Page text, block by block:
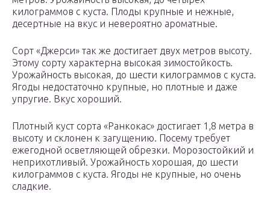
килограммов с куста. Плоды крупные и нежные,
десертные на вкус и невероятно ароматные.
Сорт «Джерси» так же достигает двух метров высоту.
Этому сорту характерна высокая зимостойкость.
Урожайность высокая, до шести килограммов с куста.
Ягоды недостаточно крупные, но плотные и даже
упругие. Вкус хороший.
Плотный куст сорта «Ранкокас» достигает 1,8 метра в
высоту и склонен к загущению. Посему требует
ежегодной осветляющей обрезки. Морозостойкий и
неприхотливый. Урожайность хорошая, до шести
килограммов с куста. Ягоды не крупные, но очень
сладкие.